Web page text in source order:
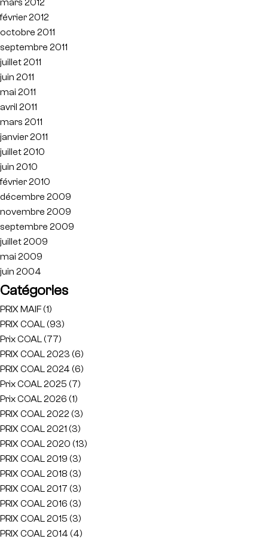
mars 2012
février 2012
octobre 2011
septembre 2011
juillet 2011
juin 2011
mai 2011
avril 2011
mars 2011
janvier 2011
juillet 2010
juin 2010
février 2010
décembre 2009
novembre 2009
septembre 2009
juillet 2009
mai 2009
juin 2004
Catégories
PRIX MAIF(1)
PRIX COAL(93)
Prix COAL(77)
PRIX COAL 2023 (6)
PRIX COAL 2024 (6)
Prix COAL 2025 (7)
Prix COAL 2026 (1)
PRIX COAL 2022 (3)
PRIX COAL 2021 (3)
PRIX COAL 2020 (13)
PRIX COAL 2019 (3)
PRIX COAL 2018 (3)
PRIX COAL 2017 (3)
PRIX COAL 2016 (3)
PRIX COAL 2015 (3)
PRIX COAL 2014 (4)